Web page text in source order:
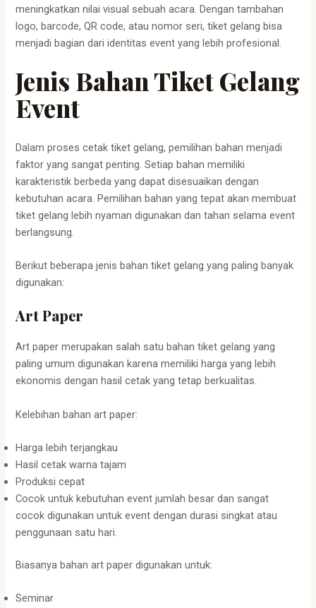
meningkatkan nilai visual sebuah acara. Dengan tambahan
logo, barcode, QR code, atau nomor seri, tiket gelang bisa
menjadi bagian dari identitas event yang lebih profesional.
Jenis Bahan Tiket Gelang
Event
Dalam proses cetak tiket gelang, pemilihan bahan menjadi
faktor yang sangat penting. Setiap bahan memiliki
karakteristik berbeda yang dapat disesuaikan dengan
kebutuhan acara. Pemilihan bahan yang tepat akan membuat
tiket gelang lebih nyaman digunakan dan tahan selama event
berlangsung.
Berikut beberapa jenis bahan tiket gelang yang paling banyak
digunakan:
Art Paper
Art paper merupakan salah satu bahan tiket gelang yang
paling umum digunakan karena memiliki harga yang lebih
ekonomis dengan hasil cetak yang tetap berkualitas.
Kelebihan bahan art paper:
Harga lebih terjangkau
Hasil cetak warna tajam
Produksi cepat
Cocok untuk kebutuhan event jumlah besar dan sangat
cocok digunakan untuk event dengan durasi singkat atau
penggunaan satu hari.
Biasanya bahan art paper digunakan untuk:
Seminar